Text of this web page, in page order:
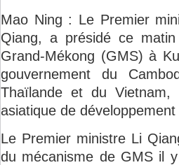
Mao Ning : Le Premier
Qiang, a présidé ce
Grand-Mékong (GMS) à
gouvernement du
Thaïlande et du
asiatique de
Le Premier ministre Li
du mécanisme de GMS il